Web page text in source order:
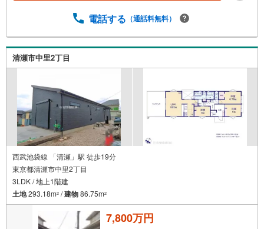
気軽にご相談ください。お客様第一主義をモット-にお引越
実に努めさせて頂きます。住宅情報館にお越し頂けたら、
物件のご紹介だけではなく、お住まいの疑問、不安、お家
の事ならなんでもご相談いただけます。お客様の要望をお
お客様一人一人に合わせたライフプランのご提案をさせて
いただきます。お気軽にご相談ください。
電話する （通話料無料）
清瀬市中里2丁目
西武池袋線 「清瀬」駅 徒歩19分
東京都清瀬市中里2丁目
3LDK / 地上1階建
土地293.18m2 /建物86.75m2
7,800万円